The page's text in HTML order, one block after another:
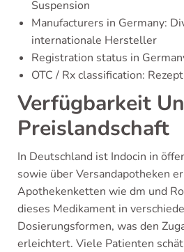
Suspension
Manufacturers in Germany:
internationale Hersteller
Registration status in
OTC / Rx classification:
Verfügbarkeit
Preislandschaft
In Deutschland ist Indocin in
sowie über Versandapotheken
Apothekenketten wie dm und
dieses Medikament in
Dosierungsformen, was den
erleichtert. Viele Patienten